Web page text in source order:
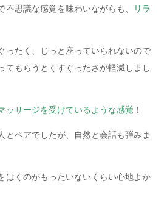
不思議な感覚を味わいながらも、
リラ
ったく、じっと座っていられないので
てもらうとくすぐったさが軽減しまし
ッサージを受けているような感覚 ！
とペアでしたが、自然と会話も弾みま
はくのがもったいないくらい心地よか